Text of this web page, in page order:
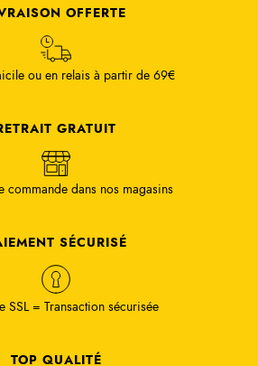
OFFERTE
ou en relais à partir de 69€
GRATUIT
commande dans nos magasins
SÉCURISÉ
SSL = Transaction sécurisée
TOP QUALITÉ